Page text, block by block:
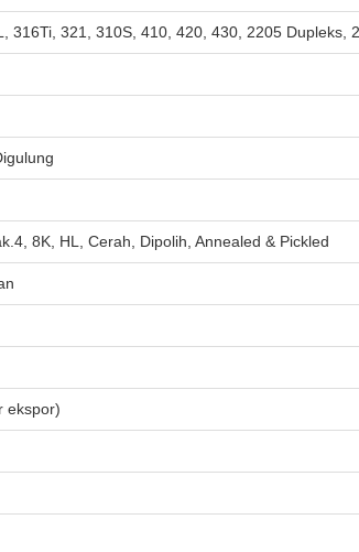
316Ti, 321, 310S, 410, 420, 430, 2205 Dupleks,
8K, HL, Cerah, Dipolih, Annealed & Pickled
ekspor)